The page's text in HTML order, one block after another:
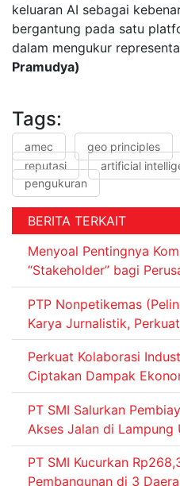
keluaran AI sebagai
bergantung pada satu
dalam mengukur
Pramudya)
Tags:
amec geo principles
reputasi
artificial
pengukuran
BERITA TERKAIT
Menyoal Pentingnya
“Stakeholder” bagi
PTP Nonpetikemas
Karya Jurnalistik,
Perkuat Kolaborasi
Ciptakan Dampak
PT SMI Salurkan
Akses Jalan di Lampung
PT SMI Kucurkan
Pembangunan di 3